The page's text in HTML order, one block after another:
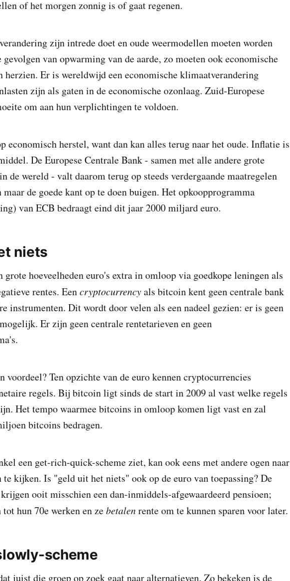
of het morgen zonnig is of gaat regenen.
zijn intrede doet en oude weermodellen moeten worden
gevolgen van opwarming van de aarde, zo moeten ook economische
herzien. Er is wereldwijd een economische klimaatverandering
zijn als gaten in de economische ozonlaag. Zuid-Europese
om aan hun verplichtingen te voldoen.
economisch herstel, want dan kan alles terug naar het oude. Inflatie is
De Europese Centrale Bank - samen met alle andere grote
de wereld - valt daarom terug op steeds verdergaande maatregelen
de goede kant op te doen buigen. Het opkoopprogramma
van ECB bedraagt eind dit jaar 2000 miljard euro.
niets
grote hoeveelheden euro's extra in omloop via goedkope leningen als
rentes. Eencryptocurrencyals bitcoin kent geen centrale bank
instrumenten. Dit wordt door velen als een nadeel gezien: er is geen
Er zijn geen centrale rentetarieven en geen
voordeel? Ten opzichte van de euro kennen cryptocurrencies
regels. Bij bitcoin ligt sinds de start in 2009 al vast welke regels
Het tempo waarmee bitcoins in omloop komen ligt vast en zal
bitcoins bedragen.
een get-rich-quick-scheme ziet, kan ook eens met andere ogen naar
te kijken. Is "geld uit het niets" ook op de euro van toepassing? De
ooit misschien een dan-inmiddels-afgewaardeerd pensioen;
hun 70e werken en zebetalenrente om te kunnen sparen voor later.
scheme
juist die groep op zoek gaat naar alternatieven. Zo bekeken is de